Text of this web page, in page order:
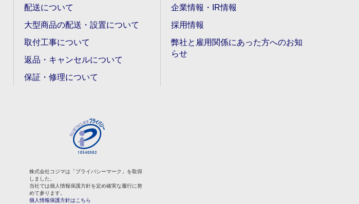
配送について
大型商品の配送・設置について
取付工事について
返品・キャンセルについて
保証・修理について
企業情報・IR情報
採用情報
弊社と雇用関係にあった方へのお知
らせ
株式会社コジマは「プライバシーマーク」を取得
しました。
当社では個人情報保護方針を定め確実な履行に努
めて参ります。
個人情報保護方針はこちら